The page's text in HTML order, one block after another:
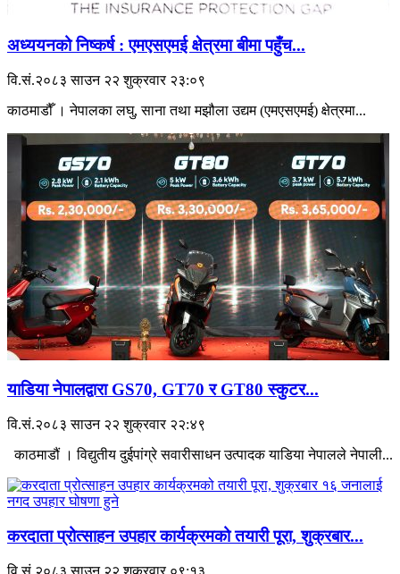
अध्ययनको निष्कर्ष : एमएसएमई क्षेत्रमा बीमा पहुँच...
वि.सं.२०८३ साउन २२ शुक्रवार २३:०९
काठमाडौँ । नेपालका लघु, साना तथा मझौला उद्यम (एमएसएमई) क्षेत्रमा...
याडिया नेपालद्वारा GS70, GT70 र GT80 स्कुटर...
वि.सं.२०८३ साउन २२ शुक्रवार २२:४९
काठमाडौं । विद्युतीय दुईपांग्रे सवारीसाधन उत्पादक याडिया नेपालले नेपाली...
करदाता प्रोत्साहन उपहार कार्यक्रमको तयारी पूरा, शुक्रबार...
वि.सं.२०८३ साउन २२ शुक्रवार ०९:१३